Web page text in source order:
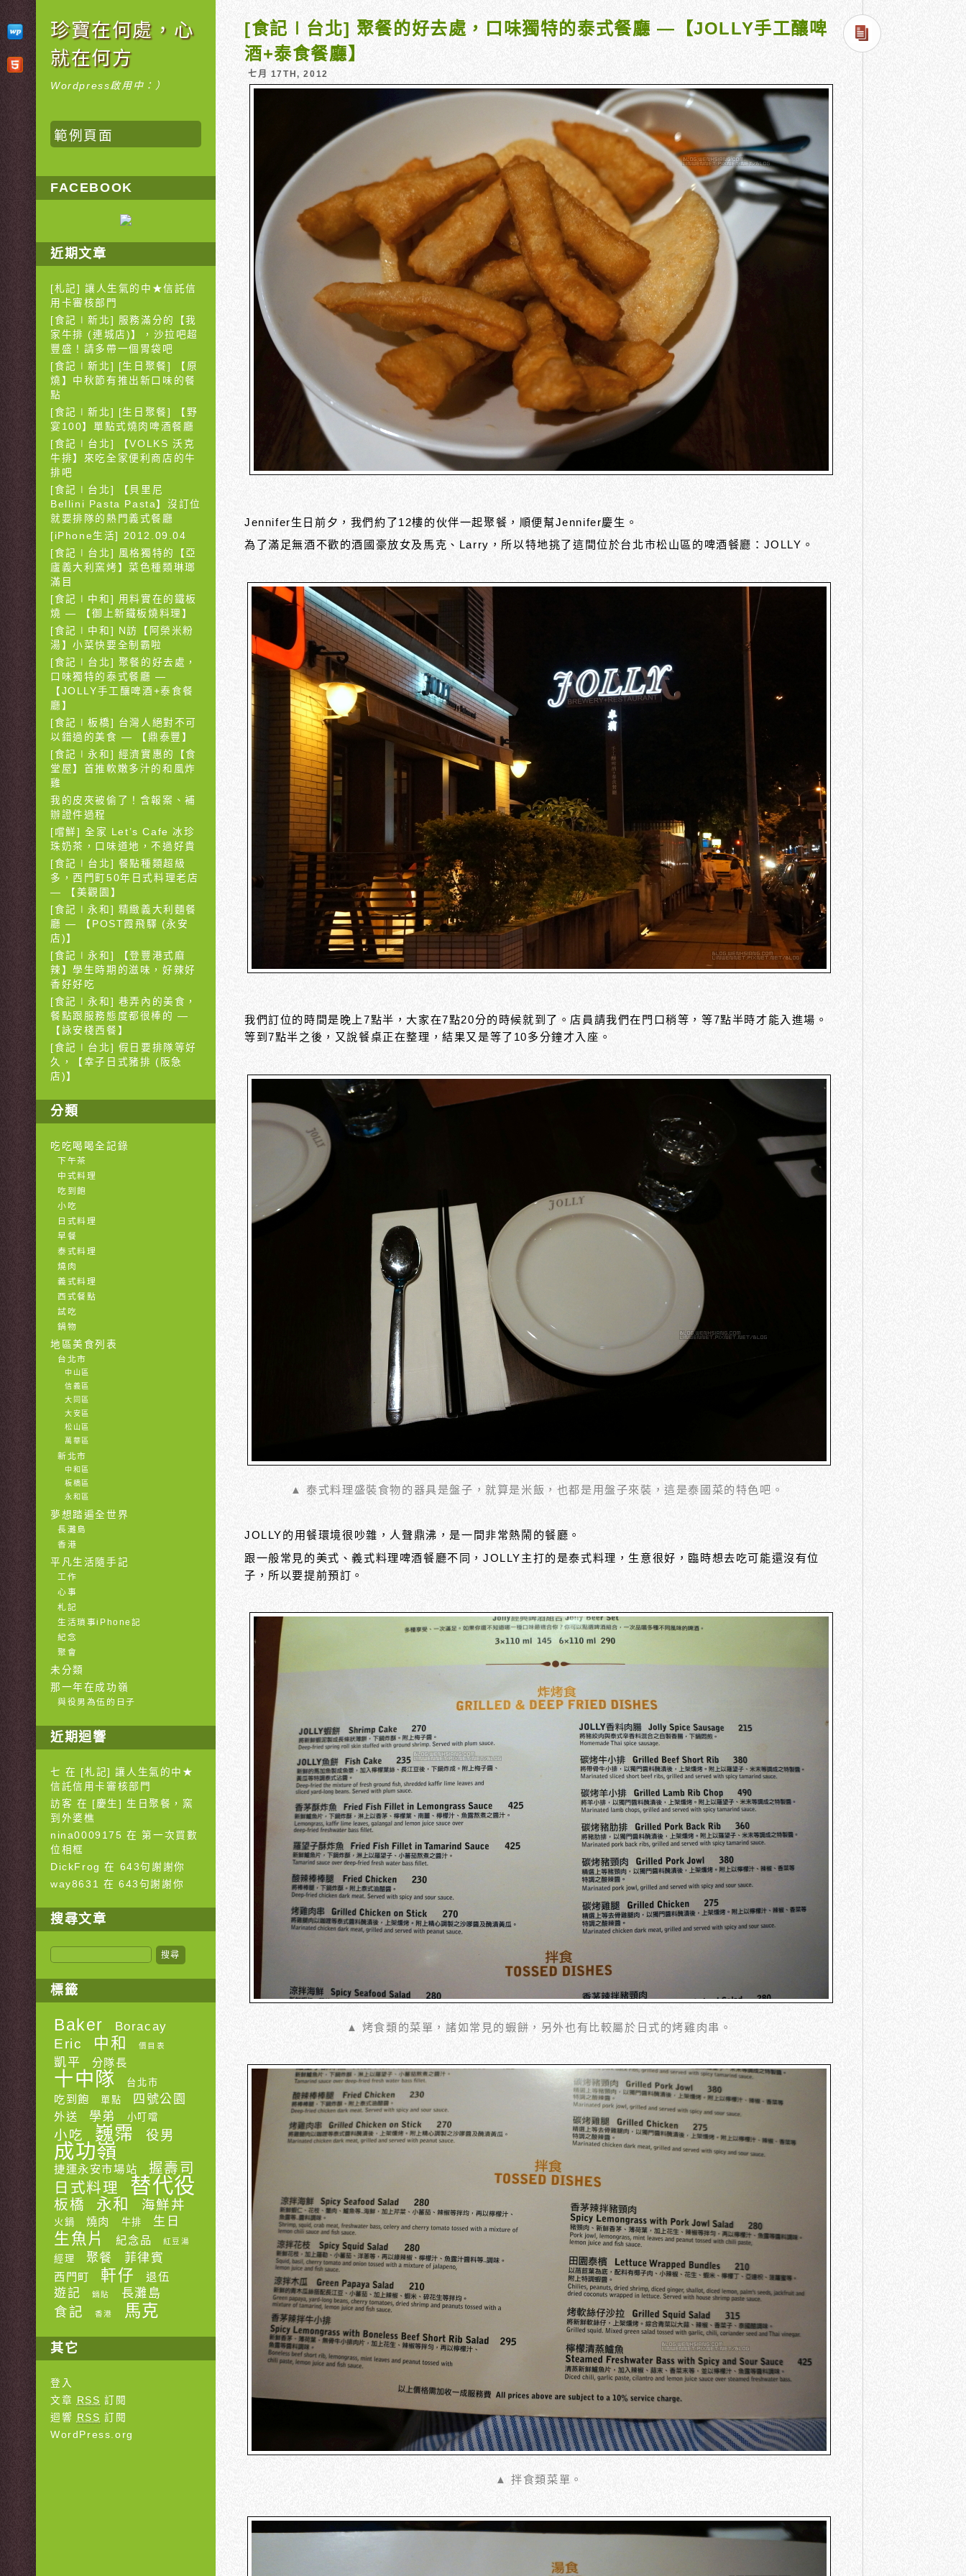
[食記∣台北] 聚餐的好去處，口味獨特的泰式餐廳 —【JOLLY手工釀啤
酒+泰食餐廳】
七月 17TH, 2012
Jennifer生日前夕，我們約了12樓的伙伴一起聚餐，順便幫Jennifer慶生。
為了滿足無酒不歡的酒國豪放女及馬克、Larry，所以特地挑了這間位於台北市松山區的啤酒餐廳：JOLLY。
我們訂位的時間是晚上7點半，大家在7點20分的時候就到了。店員請我們在門口稍等，等7點半時才能入進場。
等到7點半之後，又說餐桌正在整理，結果又是等了10多分鐘才入座。
▲ 泰式料理盛裝食物的器具是盤子，就算是米飯，也都是用盤子來裝，這是泰國菜的特色吧。
JOLLY的用餐環境很吵雜，人聲鼎沸，是一間非常熱鬧的餐廳。
跟一般常見的美式、義式料理啤酒餐廳不同，JOLLY主打的是泰式料理，生意很好，臨時想去吃可能還沒有位
子，所以要提前預訂。
▲ 烤食類的菜單，諸如常見的蝦餅，另外也有比較屬於日式的烤雞肉串。
▲ 拌食類菜單。
珍寶在何處，心
就在何方
Wordpress啟用中：）
範例頁面
FACEBOOK
近期文章
[札記] 讓人生氣的中★信託信
用卡審核部門
[食記∣新北] 服務滿分的【我
家牛排 (連城店)】，沙拉吧超
豐盛！請多帶一個胃袋吧
[食記∣新北] [生日聚餐] 【原
燒】中秋節有推出新口味的餐
點
[食記∣新北] [生日聚餐] 【野
宴100】單點式燒肉啤酒餐廳
[食記∣台北] 【VOLKS 沃克
牛排】來吃全家便利商店的牛
排吧
[食記∣台北] 【貝里尼
Bellini Pasta Pasta】沒訂位
就要排隊的熱門義式餐廳
[iPhone生活] 2012.09.04
[食記∣台北] 風格獨特的【亞
廬義大利窯烤】菜色種類琳瑯
滿目
[食記∣中和] 用料實在的鐵板
燒 — 【御上新鐵板燒料理】
[食記∣中和] N訪【阿榮米粉
湯】小菜快要全制霸啦
[食記∣台北] 聚餐的好去處，
口味獨特的泰式餐廳 —
【JOLLY手工釀啤酒+泰食餐
廳】
[食記∣板橋] 台灣人絕對不可
以錯過的美食 — 【鼎泰豐】
[食記∣永和] 經濟實惠的【食
堂屋】首推軟嫩多汁的和風炸
雞
我的皮夾被偷了！含報案、補
辦證件過程
[嚐鮮] 全家 Let’s Cafe 冰珍
珠奶茶，口味道地，不過好貴
[食記∣台北] 餐點種類超級
多，西門町50年日式料理老店
— 【美觀園】
[食記∣永和] 精緻義大利麵餐
廳 — 【POST霞飛驛 (永安
店)】
[食記∣永和] 【登豐港式麻
辣】學生時期的滋味，好辣好
香好好吃
[食記∣永和] 巷弄內的美食，
餐點跟服務態度都很棒的 —
【詠安棧西餐】
[食記∣台北] 假日要排隊等好
久，【幸子日式豬排 (阪急
店)】
分類
吃吃喝喝全記錄
下午茶
中式料理
吃到飽
小吃
日式料理
早餐
泰式料理
燒肉
義式料理
西式餐點
試吃
鍋物
地區美食列表
台北市
中山區
信義區
大同區
大安區
松山區
萬華區
新北市
中和區
板橋區
永和區
夢想踏遍全世界
長灘島
香港
平凡生活隨手記
工作
心事
札記
生活瑣事iPhone記
紀念
聚會
未分類
那一年在成功嶺
與役男為伍的日子
近期迴響
七 在
[札記] 讓人生氣的中★
信託信用卡審核部門
訪客 在
[慶生] 生日聚餐，窯
到外婆樵
nina0009175 在第一次買數
位相框
DickFrog 在 643句謝謝你
way8631 在 643句謝謝你
搜尋文章
搜尋：
標籤
Baker Boracay
Eric 中和 價目表
凱平 分隊長
十中隊 台北市
吃到飽 單點 四號公園
外送 學弟 小叮噹
小吃 巍霈 役男
成功嶺
捷運永安市場站 握壽司
日式料理 替代役
板橋 永和 海鮮丼
火鍋 燒肉 牛排 生日
生魚片 紀念品 紅豆湯
經理 聚餐 菲律賓
西門町 軒仔 退伍
遊記 鍋貼 長灘島
食記 香港 馬克
其它
登入
文章
RSS 訂閱
迴響
RSS 訂閱
WordPress.org